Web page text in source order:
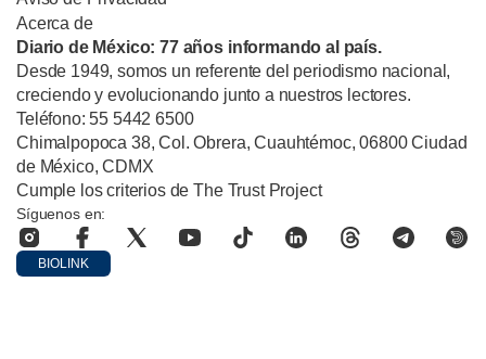
Acerca de
Diario de México: 77 años informando al país.
Desde 1949, somos un referente del periodismo nacional,
creciendo y evolucionando junto a nuestros lectores.
Teléfono: 55 5442 6500
Chimalpopoca 38, Col. Obrera, Cuauhtémoc, 06800 Ciudad
de México, CDMX
Cumple los criterios de The Trust Project
Síguenos en:
BIOLINK